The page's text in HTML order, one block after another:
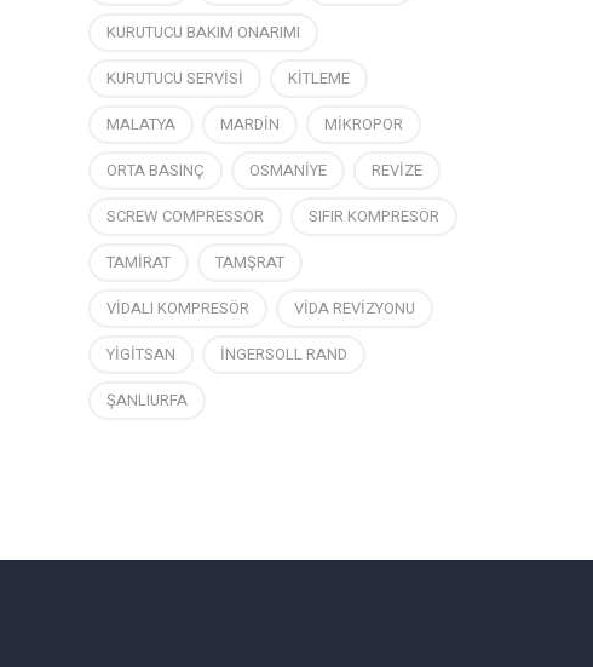
KURUTUCU BAKIM ONARIMI
KURUTUCU SERVİSİ
KİTLEME
MALATYA
MARDİN
MİKROPOR
ORTA BASINÇ
OSMANİYE
REVİZE
SCREW COMPRESSOR
SIFIR KOMPRESÖR
TAMİRAT
TAMŞRAT
VİDALI KOMPRESÖR
VİDA REVİZYONU
YİGİTSAN
İNGERSOLL RAND
ŞANLIURFA